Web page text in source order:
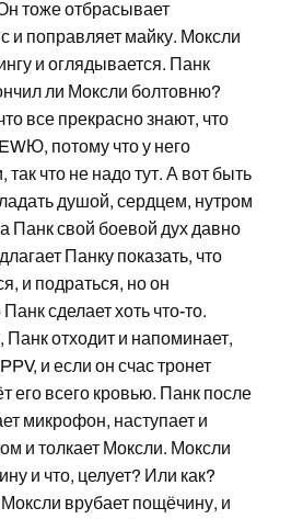
тоже отбрасывает
и поправляет майку. Моксли
и оглядывается. Панк
ли Моксли болтовню?
все прекрасно знают, что
потому что у него
так что не надо тут. А вот быть
душой, сердцем, нутром
Панк свой боевой дух давно
Панку показать, что
и подраться, но он
сделает хоть что-то.
Панк отходит и напоминает,
и если он счас тронет
его всего кровью. Панк после
микрофон, наступает и
и толкает Моксли. Моксли
и что, целует? Или как?
врубает пощёчину, и